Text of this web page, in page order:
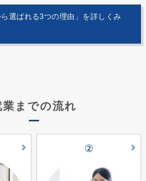
ら選ばれる3つの理由」を詳しくみ
業までの流れ
②